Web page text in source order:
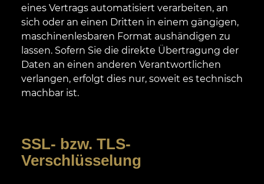
eines Vertrags automatisiert verarbeiten, an
sich oder an einen Dritten in einem gängigen,
maschinenlesbaren Format aushändigen zu
lassen. Sofern Sie die direkte Übertragung der
Daten an einen anderen Verantwortlichen
verlangen, erfolgt dies nur, soweit es technisch
machbar ist.
SSL- bzw. TLS-
Verschlüsselung